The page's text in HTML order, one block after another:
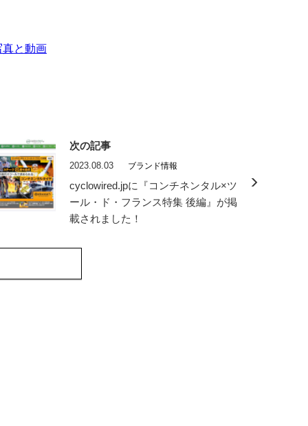
真と動画
次の記事
2023.08.03 ブランド情報
cyclowired.jpに『コンチネンタル×ツ
ール・ド・フランス特集 後編』が掲
載されました！